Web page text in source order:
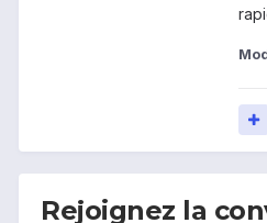
Rejoignez la